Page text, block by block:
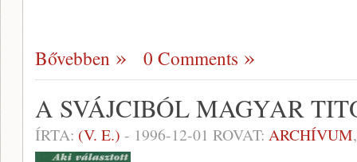
Bővebben 0 Comments
A SVÁJCIBÓL MAGYAR
ÍRTA: (V. E.) - 1996-12-01 ROVAT: ARCHÍVUM